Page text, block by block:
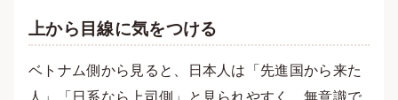
上から目線に気をつける
ベトナム側から見ると、日本人は「先進国から来た